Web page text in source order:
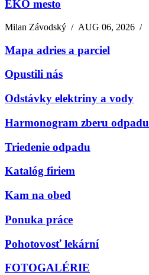
EKO mesto
Milan Závodský /AUG 06, 2026 /
Mapa adries a parciel
Opustili nás
Odstávky elektriny a vody
Harmonogram zberu odpadu
Triedenie odpadu
Katalóg firiem
Kam na obed
Ponuka práce
Pohotovosť lekární
FOTOGALÉRIE